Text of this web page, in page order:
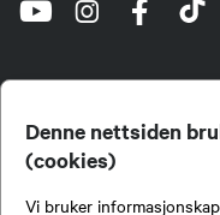
Denne nettsiden
(cookies)
Vi bruker
jegere og sportsfiskere og et av de